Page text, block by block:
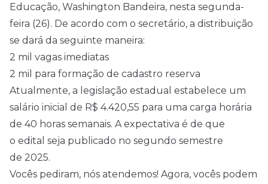
Educação, Washington Bandeira, nesta segunda-
feira (26). De acordo com o secretário, a distribuição
se dará da seguinte maneira:
2 mil vagas imediatas
2 mil para formação de cadastro reserva
Atualmente, a legislação estadual estabelece um
salário inicial de R$ 4.420,55 para uma carga horária
de 40 horas semanais. A expectativa é de que
o edital seja publicado no segundo semestre
de 2025.
Vocês pediram, nós atendemos! Agora, vocês podem